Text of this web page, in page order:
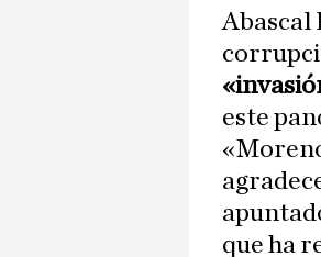
Abascal
este
que ha